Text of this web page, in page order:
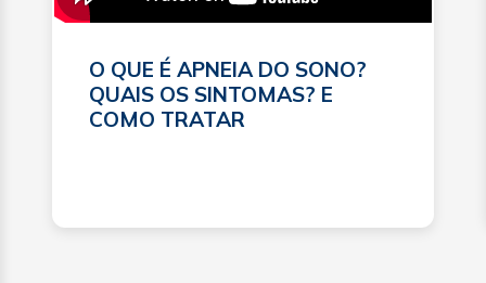
O QUE É APNEIA DO SONO?
QUAIS OS SINTOMAS? E
COMO TRATAR